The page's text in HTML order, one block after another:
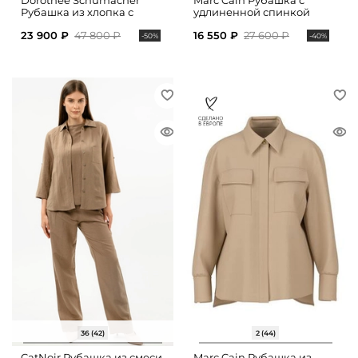
Рубашка из хлопка с
23 900 ₽ 47 800 ₽ -50%
удлиненной спинкой
16 550 ₽ 27 600 ₽ -40%
36 (42) 2 (44)